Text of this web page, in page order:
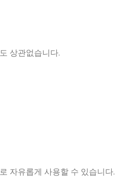
상관없습니다.
자유롭게 사용할 수 있습니다.